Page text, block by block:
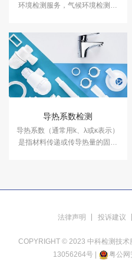
环境检测服务，气候环境检测设
箱，温度冲击试验箱等，能满足
各种产品的气候环境检测需求。
导热系数检测
导热系数（通常用k、λ或κ表示）
是指材料传递或传导热量的固有
法律声明 投诉建议
COPYRIGHT © 2023 中科检测技术
13056264号
粤公